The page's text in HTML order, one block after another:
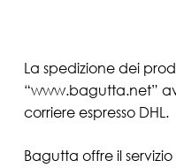
La spedizione dei
“www.bagutta.net”
corriere espresso DHL.
Bagutta offre il